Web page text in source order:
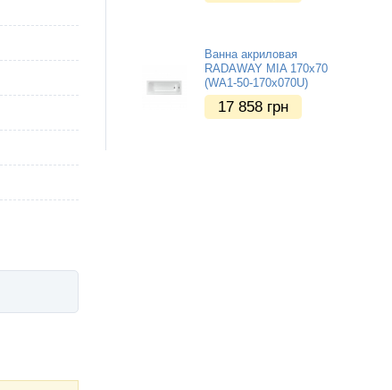
Ванна акриловая
RADAWAY MIA 170x70
(WA1-50-170x070U)
17 858 грн